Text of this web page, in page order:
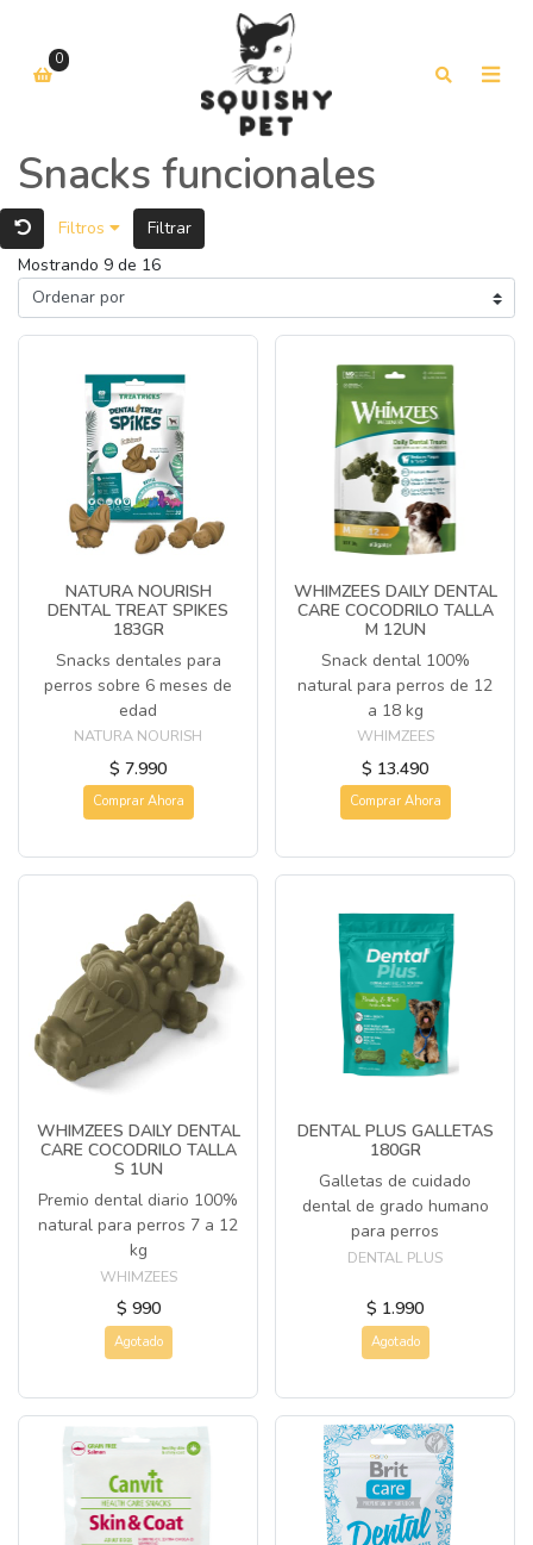
0
Snacks funcionales
Filtros
Filtrar
Mostrando 9 de 16
NATURA NOURISH
DENTAL TREAT SPIKES
183GR
Snacks dentales para
perros sobre 6 meses de
edad
NATURA NOURISH
$ 7.990
Comprar Ahora
WHIMZEES DAILY DENTAL
CARE COCODRILO TALLA
M 12UN
Snack dental 100%
natural para perros de 12
a 18 kg
WHIMZEES
$ 13.490
Comprar Ahora
WHIMZEES DAILY DENTAL
CARE COCODRILO TALLA
S 1UN
Premio dental diario 100%
natural para perros 7 a 12
kg
WHIMZEES
$ 990
Agotado
DENTAL PLUS GALLETAS
180GR
Galletas de cuidado
dental de grado humano
para perros
DENTAL PLUS
$ 1.990
Agotado